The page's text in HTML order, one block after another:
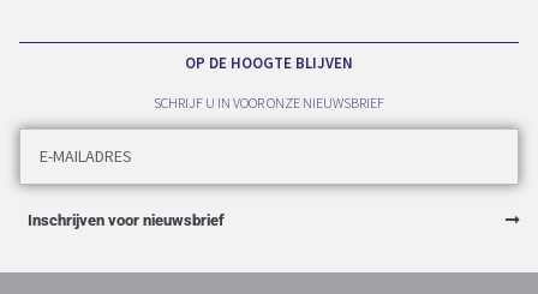
OP DE HOOGTE BLIJVEN
SCHRIJF U IN VOOR ONZE NIEUWSBRIEF
Inschrijven voor nieuwsbrief